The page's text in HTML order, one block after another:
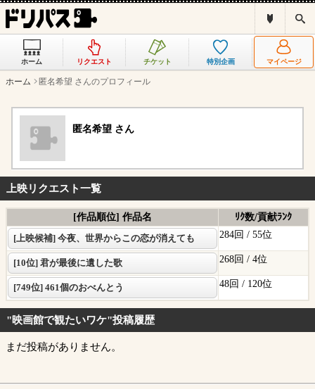
リ
ス
と
索
ホーム リクエスト チケット 特別企画 マイページ
ホーム 匿名希望 さんのプロフィール
匿名希望 さん
上映リクエスト一覧
[作品順位] 作品名
ﾘｸ数/貢献ﾗﾝｸ
[上映候補] 今夜、世界からこの恋が消えても
284回 / 55位
[10位] 君が最後に遺した歌 268回 / 4位
[749位] 461個のおべんとう 48回 / 120位
"映画館で観たいワケ"投稿履歴
まだ投稿がありません。